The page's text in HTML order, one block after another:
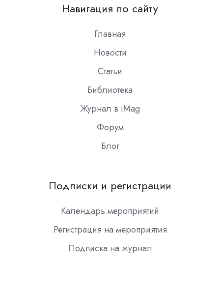
Slack
Навигация по сайту
Главная
Новости
Статьи
Библиотека
Журнал в iMag
Форум
Блог
Подписки и регистрации
Календарь мероприятий
Регистрация на мероприятия
Подписка на журнал